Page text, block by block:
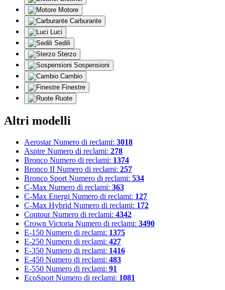
Motore
Carburante
Luci
Sedili
Sterzo
Sospensioni
Cambio
Finestre
Ruote
Altri modelli
Aerostar Numero di reclami: 3018
Aspire Numero di reclami: 278
Bronco Numero di reclami: 1374
Bronco II Numero di reclami: 257
Bronco Sport Numero di reclami: 534
C-Max Numero di reclami: 363
C-Max Energi Numero di reclami: 127
C-Max Hybrid Numero di reclami: 172
Contour Numero di reclami: 4342
Crown Victoria Numero di reclami: 3490
E-150 Numero di reclami: 1375
E-250 Numero di reclami: 427
E-350 Numero di reclami: 1416
E-450 Numero di reclami: 483
E-550 Numero di reclami: 91
EcoSport Numero di reclami: 1081